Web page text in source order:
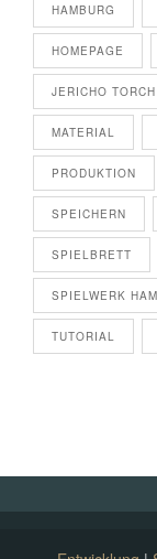
HAMBURG
HOMEPAGE
JERICHO TORCH
MATERIAL
PRODUKTION
SPEICHERN
SPIELBRETT
SPIELWERK
TUTORIAL